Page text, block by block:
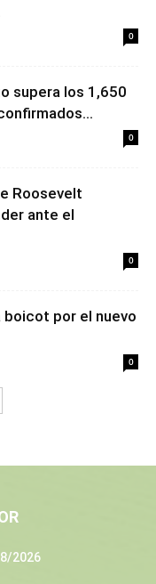
0
supera los 1,650
0
Roosevelt
ante el
0
boicot por el nuevo
0
2026